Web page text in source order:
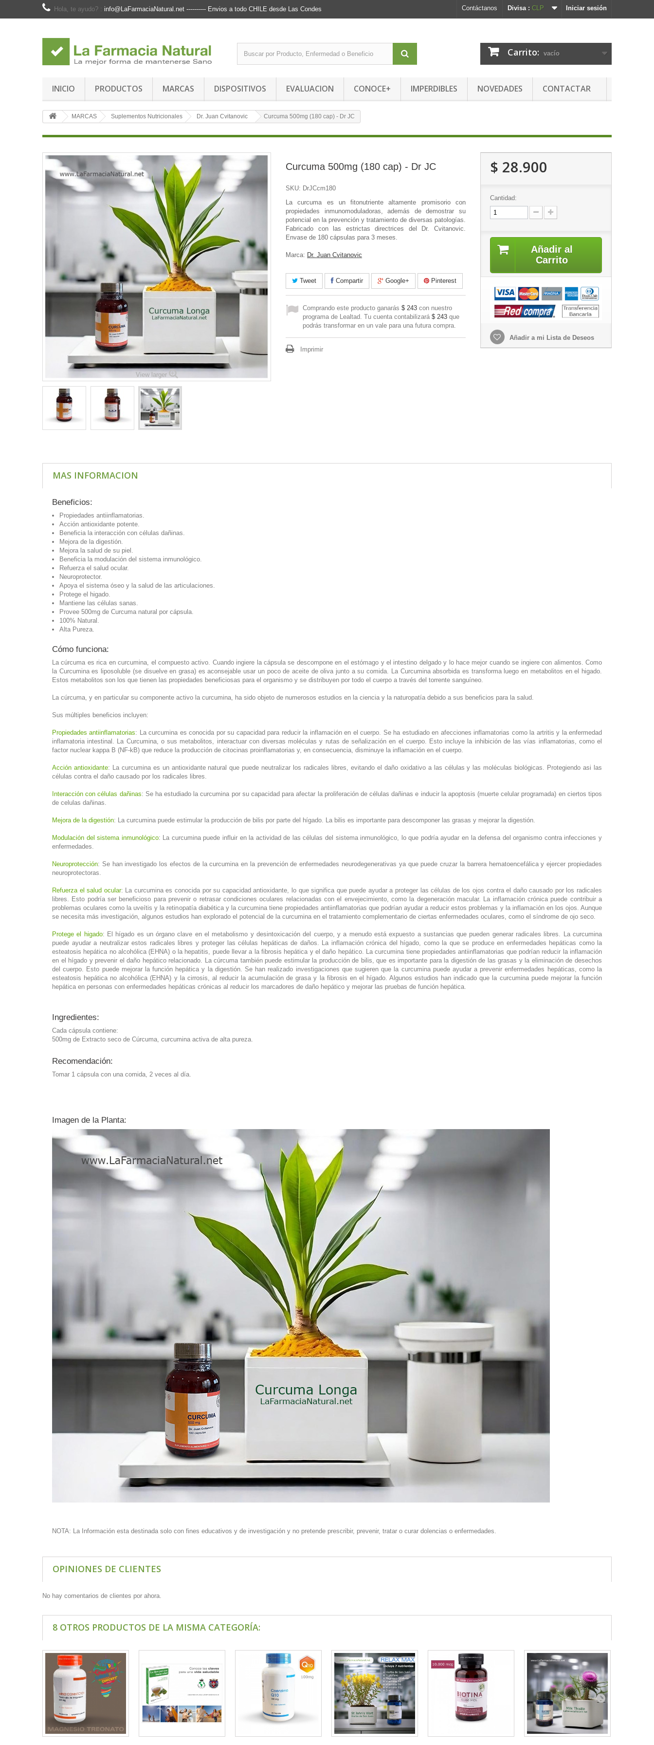
Iniciar sesión
Divisa : CLP
Contáctanos
Hola, te ayudo? : info@LaFarmaciaNatural.net ---------- Envios a todo CHILE desde Las Condes
Carrito: vacío
INICIO PRODUCTOS MARCAS DISPOSITIVOS EVALUACION CONOCE+ IMPERDIBLES NOVEDADES CONTACTAR
MARCAS Suplementos Nutricionales Dr. Juan Cvitanovic Curcuma 500mg (180 cap) - Dr JC
View larger
Curcuma 500mg (180 cap) - Dr JC
SKU: DrJCcm180
La curcuma es un fitonutriente altamente promisorio con
propiedades inmunomoduladoras, además de demostrar su
potencial en la prevención y tratamiento de diversas patologías.
Fabricado con las estrictas directrices del Dr. Cvitanovic.
Envase de 180 cápsulas para 3 meses.
Marca: Dr. Juan Cvitanovic
Tweet Compartir Google+ Pinterest
Comprando este producto ganarás $ 243 con nuestro
programa de Lealtad. Tu cuenta contabilizará $ 243 que
podrás transformar en un vale para una futura compra.
Imprimir
$ 28.900
Cantidad:
Añadir al
Carrito
Añadir a mi Lista de Deseos
MAS INFORMACION
Beneficios:
Propiedades antiinflamatorias.
Acción antioxidante potente.
Beneficia la interacción con células dañinas.
Mejora de la digestión.
Mejora la salud de su piel.
Beneficia la modulación del sistema inmunológico.
Refuerza el salud ocular.
Neuroprotector.
Apoya el sistema óseo y la salud de las articulaciones.
Protege el higado.
Mantiene las células sanas.
Provee 500mg de Curcuma natural por cápsula.
100% Natural.
Alta Pureza.
Cómo funciona:
La cúrcuma es rica en curcumina, el compuesto activo. Cuando ingiere la cápsula se descompone en el estómago y el intestino delgado y lo hace mejor cuando se ingiere con alimentos. Como
la Curcumina es liposoluble (se disuelve en grasa) es aconsejable usar un poco de aceite de oliva junto a su comida. La Curcumina absorbida es transforma luego en metabolitos en el higado.
Estos metabolitos son los que tienen las propiedades beneficiosas para el organismo y se distribuyen por todo el cuerpo a través del torrente sanguíneo.
La cúrcuma, y en particular su componente activo la curcumina, ha sido objeto de numerosos estudios en la ciencia y la naturopatía debido a sus beneficios para la salud.
Sus múltiples beneficios incluyen:
Propiedades antiinflamatorias: La curcumina es conocida por su capacidad para reducir la inflamación en el cuerpo. Se ha estudiado en afecciones inflamatorias como la artritis y la enfermedad
inflamatoria intestinal. La Curcumina, o sus metabolitos, interactuar con diversas moléculas y rutas de señalización en el cuerpo. Esto incluye la inhibición de las vías inflamatorias, como el
factor nuclear kappa B (NF-kB) que reduce la producción de citocinas proinflamatorias y, en consecuencia, disminuye la inflamación en el cuerpo.
Acción antioxidante: La curcumina es un antioxidante natural que puede neutralizar los radicales libres, evitando el daño oxidativo a las células y las moléculas biológicas. Protegiendo asi las
células contra el daño causado por los radicales libres.
Interacción con células dañinas: Se ha estudiado la curcumina por su capacidad para afectar la proliferación de células dañinas e inducir la apoptosis (muerte celular programada) en ciertos tipos
de celulas dañinas.
Mejora de la digestión: La curcumina puede estimular la producción de bilis por parte del hígado. La bilis es importante para descomponer las grasas y mejorar la digestión.
Modulación del sistema inmunológico: La curcumina puede influir en la actividad de las células del sistema inmunológico, lo que podría ayudar en la defensa del organismo contra infecciones y
enfermedades.
Neuroprotección: Se han investigado los efectos de la curcumina en la prevención de enfermedades neurodegenerativas ya que puede cruzar la barrera hematoencefálica y ejercer propiedades
neuroprotectoras.
Refuerza el salud ocular: La curcumina es conocida por su capacidad antioxidante, lo que significa que puede ayudar a proteger las células de los ojos contra el daño causado por los radicales
libres. Esto podría ser beneficioso para prevenir o retrasar condiciones oculares relacionadas con el envejecimiento, como la degeneración macular. La inflamación crónica puede contribuir a
problemas oculares como la uveítis y la retinopatía diabética y la curcumina tiene propiedades antiinflamatorias que podrían ayudar a reducir estos problemas y la inflamación en los ojos. Aunque
se necesita más investigación, algunos estudios han explorado el potencial de la curcumina en el tratamiento complementario de ciertas enfermedades oculares, como el síndrome de ojo seco.
Protege el higado: El hígado es un órgano clave en el metabolismo y desintoxicación del cuerpo, y a menudo está expuesto a sustancias que pueden generar radicales libres. La curcumina
puede ayudar a neutralizar estos radicales libres y proteger las células hepáticas de daños. La inflamación crónica del hígado, como la que se produce en enfermedades hepáticas como la
esteatosis hepática no alcohólica (EHNA) o la hepatitis, puede llevar a la fibrosis hepática y el daño hepático. La curcumina tiene propiedades antiinflamatorias que podrían reducir la inflamación
en el hígado y prevenir el daño hepático relacionado. La cúrcuma también puede estimular la producción de bilis, que es importante para la digestión de las grasas y la eliminación de desechos
del cuerpo. Esto puede mejorar la función hepática y la digestión. Se han realizado investigaciones que sugieren que la curcumina puede ayudar a prevenir enfermedades hepáticas, como la
esteatosis hepática no alcohólica (EHNA) y la cirrosis, al reducir la acumulación de grasa y la fibrosis en el hígado. Algunos estudios han indicado que la curcumina puede mejorar la función
hepática en personas con enfermedades hepáticas crónicas al reducir los marcadores de daño hepático y mejorar las pruebas de función hepática.
Ingredientes:
Cada cápsula contiene:
500mg de Extracto seco de Cúrcuma, curcumina activa de alta pureza.
Recomendación:
Tomar 1 cápsula con una comida, 2 veces al día.
Imagen de la Planta:
NOTA: La Información esta destinada solo con fines educativos y de investigación y no pretende prescribir, prevenir, tratar o curar dolencias o enfermedades.
OPINIONES DE CLIENTES
No hay comentarios de clientes por ahora.
8 OTROS PRODUCTOS DE LA MISMA CATEGORÍA: